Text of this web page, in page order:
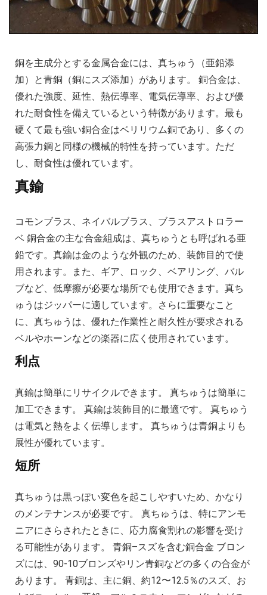
銅を主成分とする金属合金には、真ちゅう（亜鉛添
加）と青銅（銅にスズ添加）があります。 銅合金は、
優れた強度、延性、熱伝導率、電気伝導率、および優
れた耐食性を備えているという特徴があります。最も
硬くて最も強い銅合金はベリリウム銅であり、多くの
高張力鋼と同様の機械的特性を持っています。ただ
し、耐食性は優れています。
真鍮
コモンブラス、ネイバルブラス、ブラスアストロラー
ベ 銅合金の主な合金組成は、真ちゅうとも呼ばれる亜
鉛です。真鍮は金のような外観のため、装飾目的で使
用されます。また、ギア、ロック、ベアリング、バル
ブなど、低摩擦が必要な場所でも使用できます。真ち
ゅうはジッパーに適しています。さらに重要なこと
に、真ちゅうは、優れた作業性と耐久性が要求される
ベルやホーンなどの楽器に広く使用されています。
利点
真鍮は簡単にリサイクルできます。 真ちゅうは簡単に
加工できます。 真鍮は装飾目的に最適です。 真ちゅう
は電気と熱をよく伝導します。 真ちゅうは青銅よりも
展性が優れています。
短所
真ちゅうは黒っぽい変色を起こしやすいため、かなり
のメンテナンスが必要です。 真ちゅうは、特にアンモ
ニアにさらされたときに、応力腐食割れの影響を受け
る可能性があります。 青銅–スズを含む銅合金 ブロン
ズには、90-10ブロンズやリン青銅などの多くの合金が
あります。 青銅は、主に銅、約12〜12.5％のスズ、お